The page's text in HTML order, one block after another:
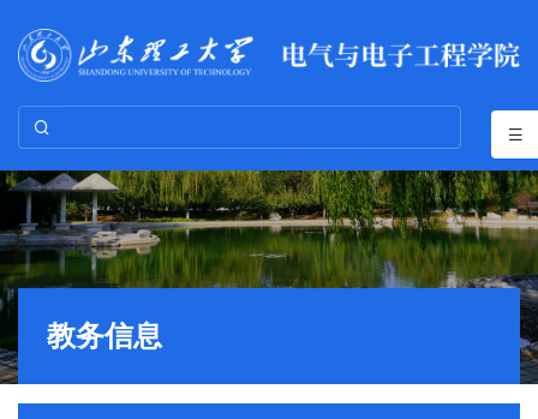
教务信息